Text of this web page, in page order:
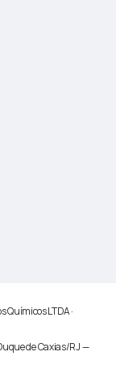
Químicos LTDA ·
de Caxias/RJ —